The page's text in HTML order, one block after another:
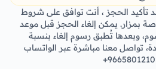
تأكيد الحجز ، أنت توافق على شروط
بمزار. يمكن إلغاء الحجز قبل موعد
وبعدها تُطبق رسوم إلغاء بنسبة